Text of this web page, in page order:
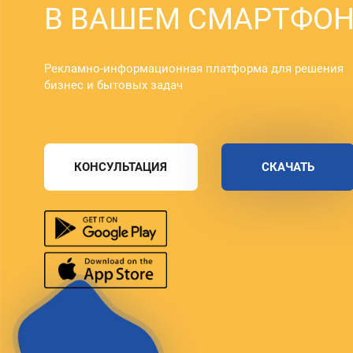
В ВАШЕМ
Рекламно-информационная платформа для решения
бизнес и бытовых задач
КОНСУЛЬТАЦИЯ СКАЧАТЬ